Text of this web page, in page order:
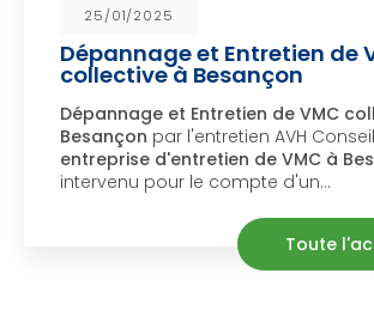
25/01/2025
Dépannage et Entretien de VMC
collective à Besançon
Dépannage et Entretien de VMC
Besançonpar l'entretien AVH Conseil. Votre
entreprise d'entretien de VMC à
intervenu pour le compte d'un…
Toute l'actualité